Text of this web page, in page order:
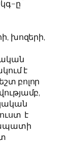
խոզերի,
է
բոլոր
է